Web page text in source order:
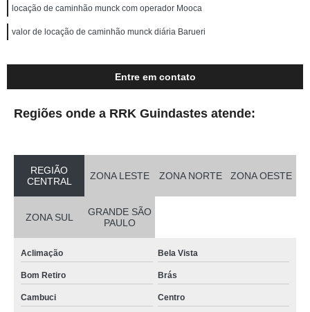
locação de caminhão munck com operador Mooca
valor de locação de caminhão munck diária Barueri
Entre em contato
Regiões onde a RRK Guindastes atende:
REGIÃO
CENTRAL
ZONA LESTE ZONA NORTE ZONA OESTE
ZONA SUL
GRANDE SÃO
PAULO
Aclimação Bela Vista
Bom Retiro Brás
Cambuci Centro